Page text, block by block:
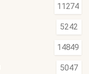
11274
5242
14849
5047